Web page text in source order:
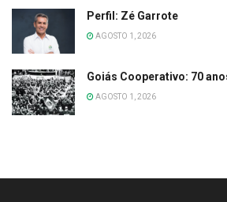
Perfil: Zé Garrote
AGOSTO 1, 2026
Goiás Cooperativo: 70
AGOSTO 1, 2026